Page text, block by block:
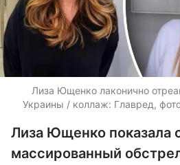
Лиза Ющенко лаконично
Украины / коллаж: Главред,
Лиза Ющенко показала
массированный